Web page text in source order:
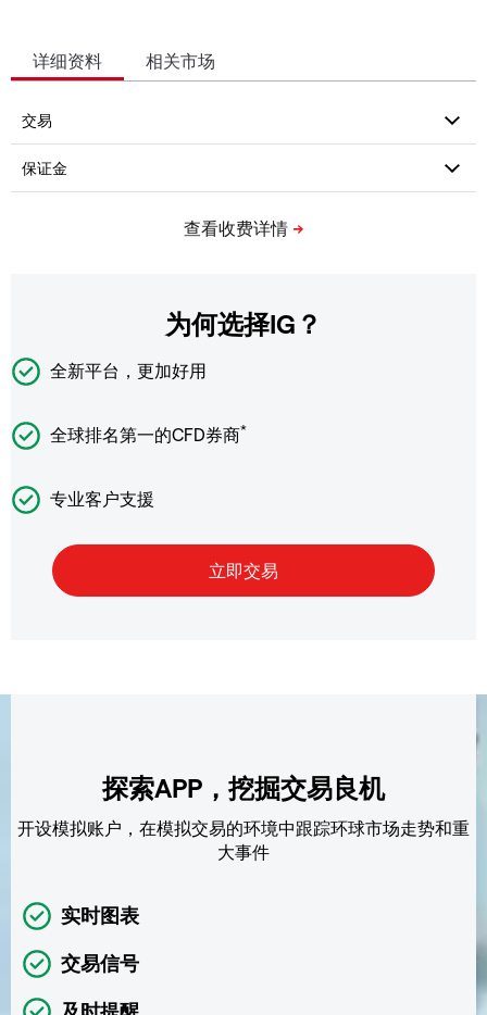
详细资料 相关市场
为何选择IG？
全新平台，更加好用
全球排名第一的CFD券商*
专业客户支援
探索APP，挖掘交易良机
开设模拟账户，在模拟交易的环境中跟踪环球市场走势和重
大事件
实时图表
交易信号
及时提醒